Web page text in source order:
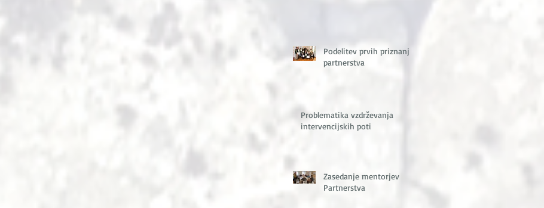
Podelitev prvih priznanj
partnerstva
Problematika vzdrževanja
intervencijskih poti
Zasedanje mentorjev
Partnerstva